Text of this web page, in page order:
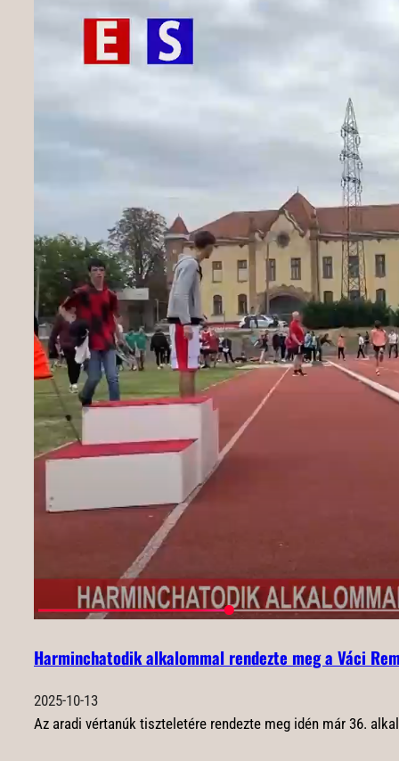
Harminchatodik alkalommal rendezte meg a Váci
2025-10-13
Az aradi vértanúk tiszteletére rendezte meg idén már 36.